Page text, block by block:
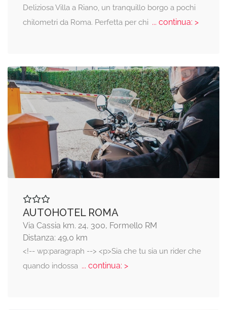
Deliziosa Villa a Riano, un tranquillo borgo a pochi
chilometri da Roma. Perfetta per chi ... continua: >
AUTOHOTEL ROMA
Via Cassia km. 24, 300, Formello RM
Distanza: 49,0 km
<!-- wp:paragraph --> <p>Sia che tu sia un rider che
quando indossa... continua: >